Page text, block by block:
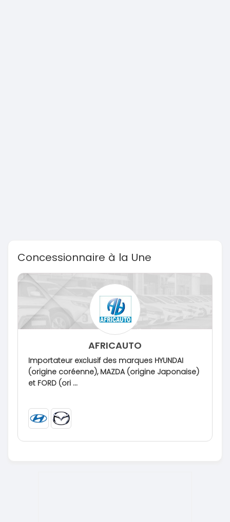
Concessionnaire à la Une
AFRICAUTO
Importateur exclusif des marques HYUNDAI
(origine coréenne), MAZDA (origine Japonaise)
et FORD (ori ...